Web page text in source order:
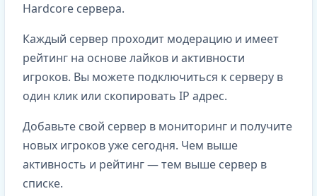
Hardcore сервера.
Каждый сервер проходит модерацию и имеет
рейтинг на основе лайков и активности
игроков. Вы можете подключиться к серверу в
один клик или скопировать IP адрес.
Добавьте свой сервер в мониторинг и получите
новых игроков уже сегодня. Чем выше
активность и рейтинг — тем выше сервер в
списке.